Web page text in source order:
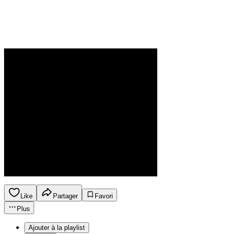
Like Partager
Favori
Plus
Ajouter à la playlist